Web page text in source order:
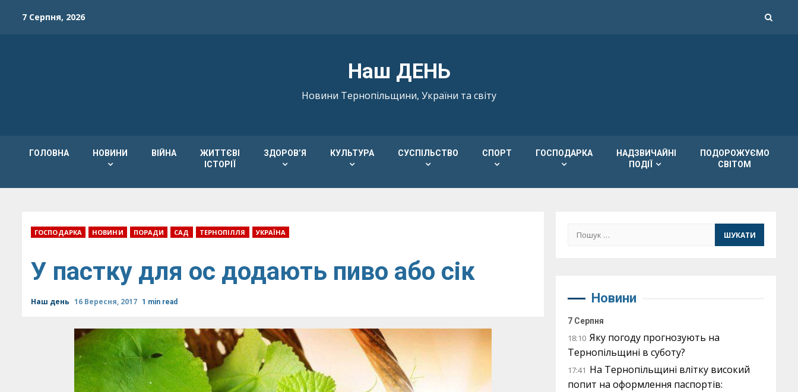
7 Серпня, 2026
Наш ДЕНЬ
Новини Тернопільщини, України та світу
ГОЛОВНА НОВИНИ ВІЙНА
ЖИТТЄВІ
ІСТОРІЇ
ЗДОРОВ’Я КУЛЬТУРА СУСПІЛЬСТВО СПОРТ ГОСПОДАРКА
НАДЗВИЧАЙНІ
ПОДІЇ
ПОДОРОЖУЄМО
СВІТОМ
ГОСПОДАРКА НОВИНИ ПОРАДИ САД ТЕРНОПІЛЛЯ УКРАЇНА
У пастку для ос додають пиво або сік
Наш день 16 Вересня, 2017 1 min read
Пошук:
Новини
7 Серпня
18:10 Яку погоду прогнозують на
Тернопільщині в суботу?
17:41 На Тернопільщині влітку високий
попит на оформлення паспортів: